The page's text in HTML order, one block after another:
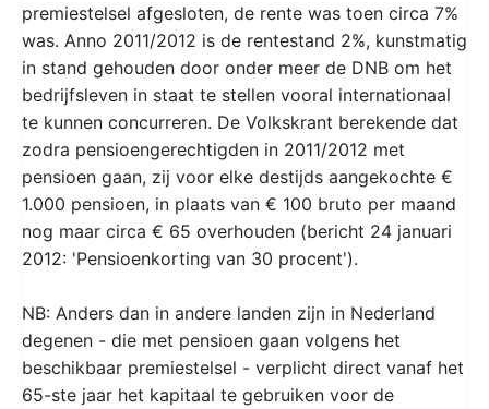
premiestelsel afgesloten, de rente was toen circa 7%
was. Anno 2011/2012 is de rentestand 2%, kunstmatig
in stand gehouden door onder meer de DNB om het
bedrijfsleven in staat te stellen vooral internationaal
te kunnen concurreren. De Volkskrant berekende dat
zodra pensioengerechtigden in 2011/2012 met
pensioen gaan, zij voor elke destijds aangekochte €
1.000 pensioen, in plaats van € 100 bruto per maand
nog maar circa € 65 overhouden (bericht 24 januari
2012: 'Pensioenkorting van 30 procent').
NB: Anders dan in andere landen zijn in Nederland
degenen - die met pensioen gaan volgens het
beschikbaar premiestelsel - verplicht direct vanaf het
65-ste jaar het kapitaal te gebruiken voor de